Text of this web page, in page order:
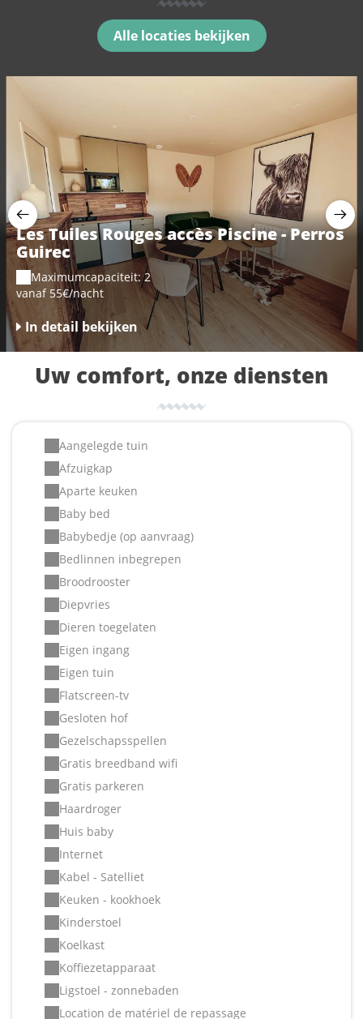
Alle locaties bekijken
Les Tuiles Rouges accès Piscine - Perros
Guirec
Maximumcapaciteit: 2
vanaf 55€/nacht
In detail bekijken
Uw comfort, onze diensten
Aangelegde tuin
Afzuigkap
Aparte keuken
Baby bed
Babybedje (op aanvraag)
Bedlinnen inbegrepen
Broodrooster
Diepvries
Dieren toegelaten
Eigen ingang
Eigen tuin
Flatscreen-tv
Gesloten hof
Gezelschapsspellen
Gratis breedband wifi
Gratis parkeren
Haardroger
Huis baby
Internet
Kabel - Satelliet
Keuken - kookhoek
Kinderstoel
Koelkast
Koffiezetapparaat
Ligstoel - zonnebaden
Location de matériel de repassage